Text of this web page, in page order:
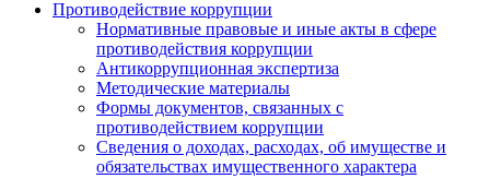
Противодействие коррупции
Нормативные правовые и иные акты в сфере
противодействия коррупции
Антикоррупционная экспертиза
Методические материалы
Формы документов, связанных с
противодействием коррупции
Сведения о доходах, расходах, об имуществе и
обязательствах имущественного характера